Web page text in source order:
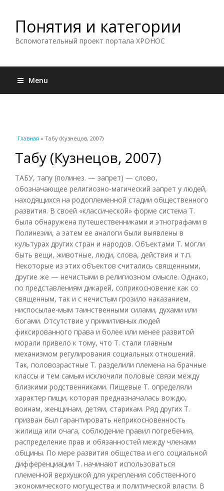
Понятия и категории
Вспомогательный проект портала ХРОНОС
Menu
Вы здесь
Главная » Табу (Кузнецов, 2007)
Табу (Кузнецов, 2007)
ТАБУ, тапу (полинез. — запрет) — слово,
обозначающее религиозно-магический запрет у людей,
находящихся на родоплеменной стадии общественного
развития. В своей «классической» форме система Т.
была обнаружена путешественниками и этнографами в
Полинезии, а затем ее аналоги были выявлены в
культурах других стран и народов. Объектами Т. могли
быть вещи, животные, люди, слова, действия и т.п.
Некоторые из этих объектов считались священными,
другие же — нечистыми в религиозном смысле. Однако,
по представлениям дикарей, соприкосновение как со
священным, так и с нечистым грозило наказанием,
ниспосылае-мым таинственными силами, духами или
богами. Отсутствие у примитивных людей
фиксированного права и более или менее развитой
морали привело к тому, что Т. стали главным
механизмом регулирования социальных отношений.
Так, половозрастные Т. разделили племена на брачные
классы и тем самым исключили половые связи между
близкими родственниками. Пищевые Т. определяли
характер пищи, которая предназначалась вождю,
воинам, женщинам, детям, старикам. Ряд других Т.
призван был гарантировать неприкосновенность
жилища или очага, соблюдение правил погребения,
распределение прав и обязанностей между членами
общины. По мере развития общества и его социальной
дифференциации Т. начинают использоваться
племенной верхушкой для укрепления собственного
экономического могущества и политической власти. В